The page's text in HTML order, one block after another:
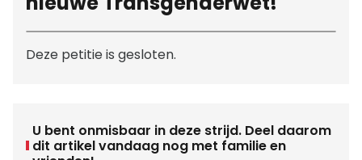
Deze petitie is gesloten.
U bent onmisbaar in deze strijd. Deel daarom
dit artikel vandaag nog met familie en